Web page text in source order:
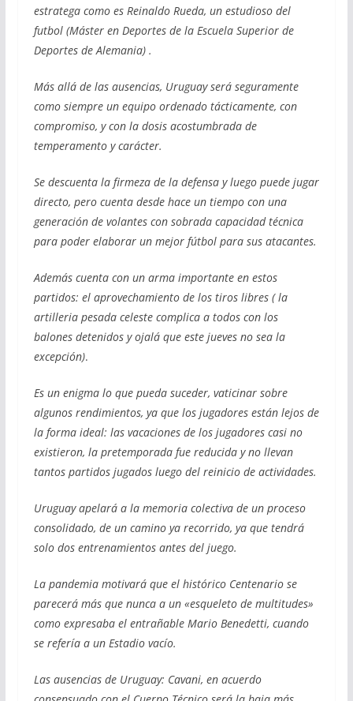
estratega como es Reinaldo Rueda, un estudioso del
futbol (Máster en Deportes de la Escuela Superior de
Deportes de Alemania)​ .
Más allá de las ausencias, Uruguay será seguramente
como siempre un equipo ordenado tácticamente, con
compromiso, y con la dosis acostumbrada de
temperamento y carácter.
Se descuenta la firmeza de la defensa y luego puede jugar
directo, pero cuenta desde hace un tiempo con una
generación de volantes con sobrada capacidad técnica
para poder elaborar un mejor fútbol para sus atacantes.
Además cuenta con un arma importante en estos
partidos: el aprovechamiento de los tiros libres ( la
artilleria pesada celeste complica a todos con los
balones detenidos y ojalá que este jueves no sea la
excepción).
Es un enigma lo que pueda suceder, vaticinar sobre
algunos rendimientos, ya que los jugadores están lejos de
la forma ideal: las vacaciones de los jugadores casi no
existieron, la pretemporada fue reducida y no llevan
tantos partidos jugados luego del reinicio de actividades.
Uruguay apelará a la memoria colectiva de un proceso
consolidado, de un camino ya recorrido, ya que tendrá
solo dos entrenamientos antes del juego.
La pandemia motivará que el histórico Centenario se
parecerá más que nunca a un «esqueleto de multitudes»
como expresaba el entrañable Mario Benedetti, cuando
se refería a un Estadio vacío.
Las ausencias de Uruguay: Cavani, en acuerdo